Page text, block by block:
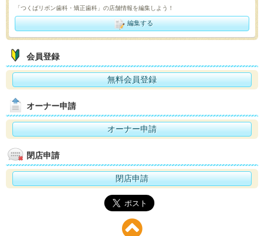
「つくばリボン歯科・矯正歯科」の店舗情報を編集しよう！
編集する
会員登録
無料会員登録
オーナー申請
オーナー申請
閉店申請
閉店申請